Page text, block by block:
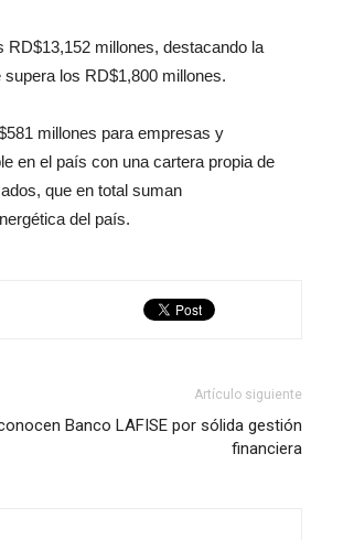
RD$13,152 millones, destacando la
los RD$1,800 millones.
millones para empresas y
en el país con una cartera propia de
que en total suman
del país.
Artículo siguiente
Banco LAFISE por sólida gestión
financiera